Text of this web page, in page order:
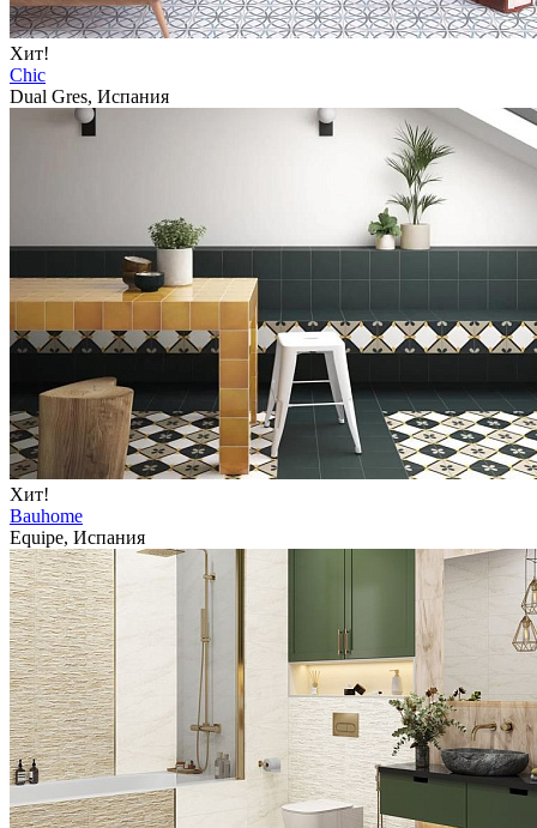
Хит!
Chic
Dual Gres, Испания
Хит!
Bauhome
Equipe, Испания